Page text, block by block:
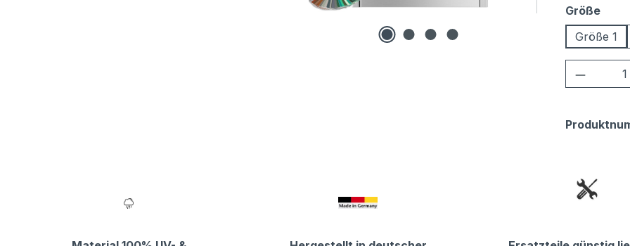
Größe
Größe 1